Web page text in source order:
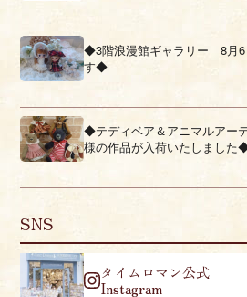
◆3階浪漫館ギャラリー 8月6
す◆
◆テディベア＆アニマルアー
様の作品が入荷いたしました
SNS
タイムロマン公式
Instagram